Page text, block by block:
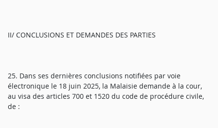
II/ CONCLUSIONS ET DEMANDES DES PARTIES
25. Dans ses dernières conclusions notifiées par voie
électronique le 18 juin 2025, la Malaisie demande à la cour,
au visa des articles 700 et 1520 du code de procédure civile,
de :